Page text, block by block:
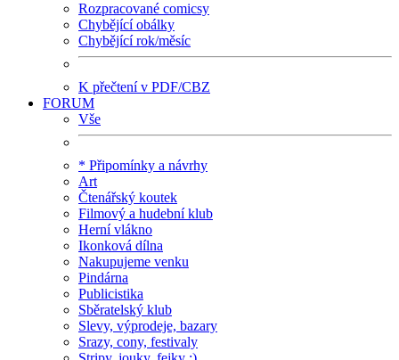
Rozpracované comicsy
Chybějící obálky
Chybějící rok/měsíc
K přečtení v PDF/CBZ
FORUM
Vše
* Připomínky a návrhy
Art
Čtenářský koutek
Filmový a hudební klub
Herní vlákno
Ikonková dílna
Nakupujeme venku
Pindárna
Publicistika
Sběratelský klub
Slevy, výprodeje, bazary
Srazy, cony, festivaly